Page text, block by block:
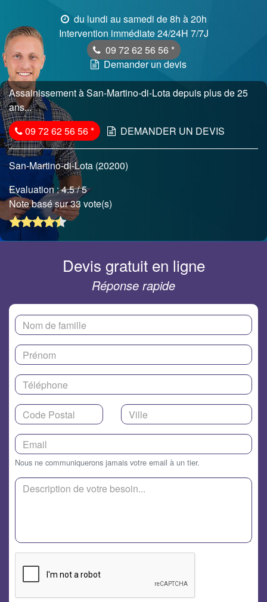
du lundi au samedi de 8h à 20h
Intervention immédiate 24/24H 7/7J
09 72 62 56 56 *
Demander un devis
Assainissement à San-Martino-di-Lota depuis plus de 25
ans...
09 72 62 56 56* DEMANDER UN DEVIS
San-Martino-di-Lota (20200)
Evaluation :4.5/ 5
Note basé sur 33 vote(s)
Devis gratuit en ligne
Réponse rapide
Nous ne communiquerons jamais votre email à un tier.